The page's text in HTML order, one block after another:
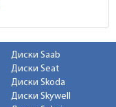
Диски Saab
Диски Seat
Диски Skoda
Диски Skywell